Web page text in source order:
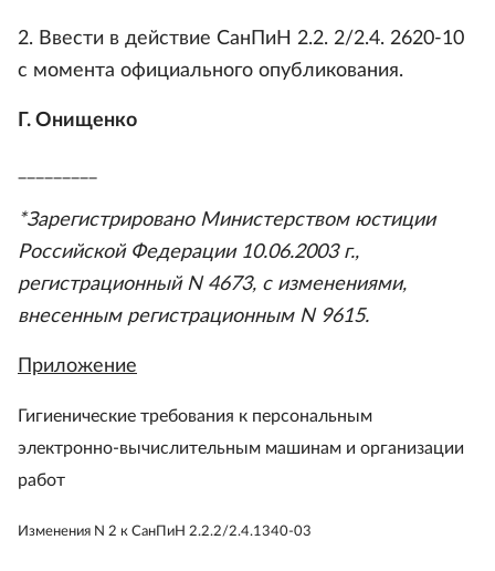
2. Ввести в действие СанПиН 2.2. 2/2.4. 2620-10
с момента официального опубликования.
Г. Онищенко
*Зарегистрировано Министерством юстиции
Российской Федерации 10.06.2003 г.,
регистрационный N 4673, с изменениями,
внесенным регистрационным N 9615.
Приложение
Гигиенические требования к персональным
электронно-вычислительным машинам и организации
работ
Изменения N 2 к СанПиН 2.2.2/2.4.1340-03